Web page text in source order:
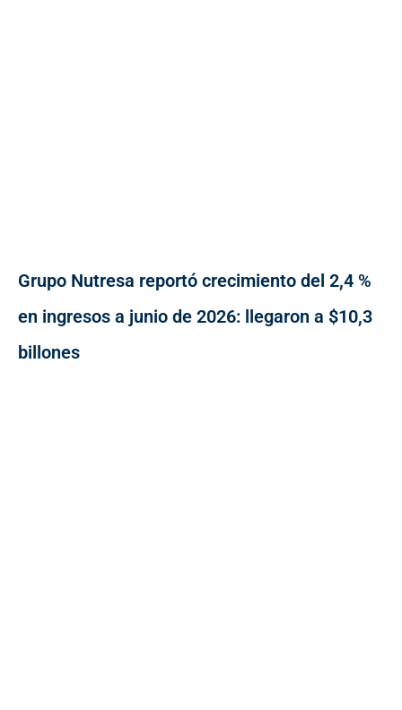
Grupo Nutresa reportó crecimiento del 2,4 %
en ingresos a junio de 2026: llegaron a $10,3
billones